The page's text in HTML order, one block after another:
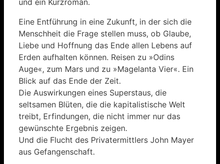
Eine Entführung in eine Zukunft, in der sich die
Menschheit die Frage stellen muss, ob Glaube,
Liebe und Hoffnung das Ende allen Lebens auf
Erden aufhalten können. Reisen zu »Odins
Auge«, zum Mars und zu »Magelanta Vier«. Ein
Blick auf das Ende der Zeit.
Die Auswirkungen eines Superstaus, die
seltsamen Blüten, die die kapitalistische Welt
treibt, Erfindungen, die nicht immer nur das
gewünschte Ergebnis zeigen.
Und die Flucht des Privatermittlers John Mayer
aus Gefangenschaft.